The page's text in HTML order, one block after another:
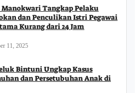
Manokwari Tangkap Pelaku
dan Penculikan Istri Pegawai
Kurang dari 24 Jam
11, 2025
Bintuni Ungkap Kasus
dan Persetubuhan Anak di